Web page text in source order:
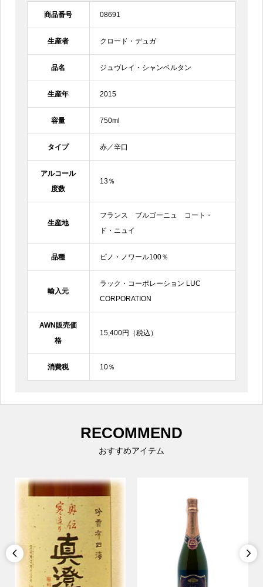
商品番号 08691
生産者 クロード・デュガ
品名 ジュヴレイ・シャンベルタン
生産年 2015
容量 750ml
タイプ 赤／辛口
アルコール
度数
13％
生産地
フランス ブルゴーニュ コート・
ド・ニュイ
品種 ピノ・ノワール100％
輸入元
ラック・コーポレーション LUC
CORPORATION
AWN販売価
格
15,400円（税込）
消費税 10％
RECOMMEND
おすすめアイテム
 